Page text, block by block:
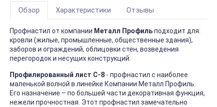
Обзор Характеристики Отзывы
Профнастил от компании Металл Профильподходит для:
кровли (жилые, промышленные, общественные здания),
заборов и ограждений, облицовки стен, возведения
перегородок и несущих конструкций.
Профилированный лист С-8 - профнастил с наиболее
маленькой волной в линейке Компании Металл Профиль.
Его назначение – по большей части декоративная функция,
нежели прочностная. Этот профнастил замечательно